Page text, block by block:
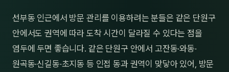
선부동 인근에서 방문 관리를 이용하려는 분들은 같은 단원구
안에서도 권역에 따라 도착 시간이 달라질 수 있다는 점을
염두에 두면 좋습니다. 같은 단원구 안에서 고잔동·와동·
원곡동·신길동·초지동 등 인접 동과 권역이 맞닿아 있어, 방문